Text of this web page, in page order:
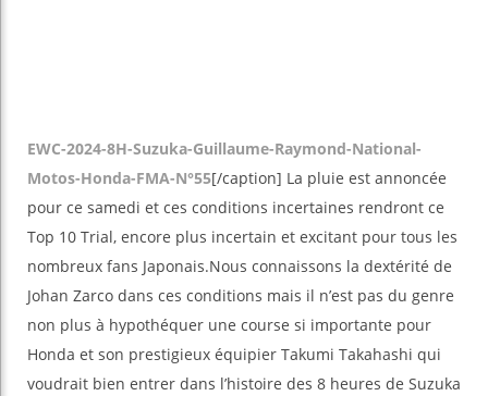
EWC-2024-8H-Suzuka-Guillaume-Raymond-National-
Motos-Honda-FMA-N°55[/caption] La pluie est annoncée
pour ce samedi et ces conditions incertaines rendront ce
Top 10 Trial, encore plus incertain et excitant pour tous les
nombreux fans Japonais.Nous connaissons la dextérité de
Johan Zarco dans ces conditions mais il n’est pas du genre
non plus à hypothéquer une course si importante pour
Honda et son prestigieux équipier Takumi Takahashi qui
voudrait bien entrer dans l’histoire des 8 heures de Suzuka